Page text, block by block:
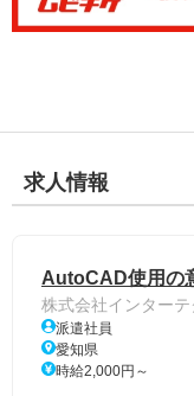
求人情報
AutoCAD使用の
株式会社インターテ
派遣社員
愛知県
時給2,000円～